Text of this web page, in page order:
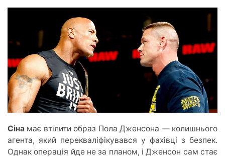
Сіна має втілити образ Пола Дженсона — колишнього
агента, який перекваліфікувався у фахівці з безпек.
Однак операція йде не за планом, і Дженсон сам стає